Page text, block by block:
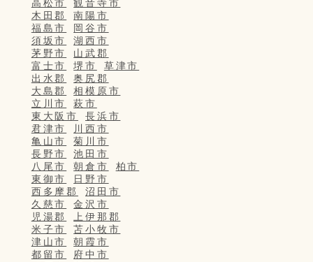
高松市
観音寺市
木田郡
南陽市
福島市
岡谷市
須坂市
湖西市
茅野市
山武郡
富士市
堺市
草津市
出水郡
奥尻郡
大島郡
相模原市
立川市
萩市
東大阪市
長浜市
君津市
川西市
亀山市
菊川市
長野市
池田市
八尾市
朝倉市
柏市
東御市
日野市
西多摩郡
沼田市
久慈市
金沢市
児湯郡
上伊那郡
米子市
苫小牧市
津山市
朝霞市
都留市
府中市